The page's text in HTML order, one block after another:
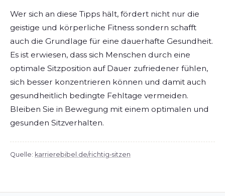
Wer sich an diese Tipps hält, fördert nicht nur die
geistige und körperliche Fitness sondern schafft
auch die Grundlage für eine dauerhafte Gesundheit.
Es ist erwiesen, dass sich Menschen durch eine
optimale Sitzposition auf Dauer zufriedener fühlen,
sich besser konzentrieren können und damit auch
gesundheitlich bedingte Fehltage vermeiden.
Bleiben Sie in Bewegung mit einem optimalen und
gesunden Sitzverhalten.
Quelle: karrierebibel.de/richtig-sitzen